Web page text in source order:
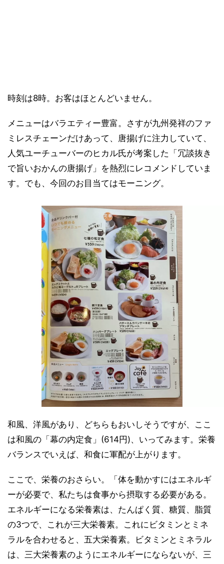
時刻は8時。お客はほとんどいません。
メニューはバラエティー豊富。さすが九州発祥のファ
ミレスチェーンだけあって、唐揚げに注力していて、
人気ユーチューバーのヒカル氏が考案した「冗談抜き
で旨いおかんの唐揚げ」を熱烈にレコメンドしていま
す。でも、今回のお目当てはモーニング。
和風、洋風があり、どちらもおいしそうですが、ここ
は和風の「幕の内定食」(614円)、いってみます。栄養
バランスでいえば、和食に軍配が上がります。
ここで、栄養のおさらい。「体を動かすにはエネルギ
ーが必要で、私たちは食事から摂取する必要がある。
エネルギーになる栄養素は、たんぱく質、糖質、脂質
の3つで、これが三大栄養素。これにビタミンとミネ
ラルを合わせると、五大栄養素。ビタミンとミネラル
は、三大栄養素のようにエネルギーにならないが、三